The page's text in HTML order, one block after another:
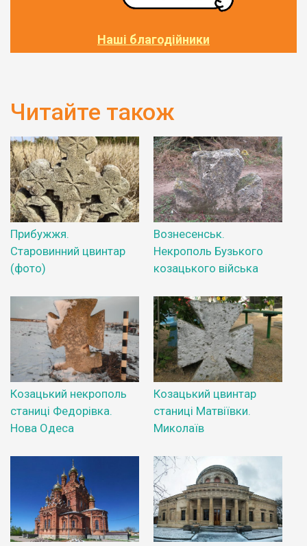
Наші благодійники
Читайте також
Прибужжя.
Старовинний цвинтар
(фото)
Вознесенськ.
Некрополь Бузького
козацького війська
Козацький некрополь
станиці Федорівка.
Нова Одеса
Козацький цвинтар
станиці Матвіївки.
Миколаїв